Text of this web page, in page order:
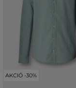
AKCIÓ -30%